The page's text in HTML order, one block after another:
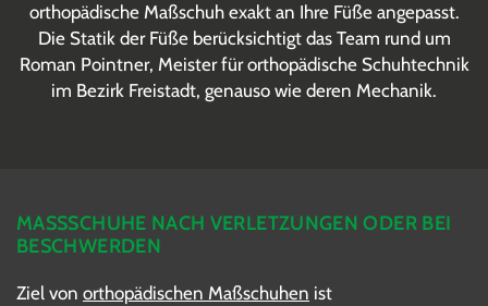
orthopädische Maßschuh exakt an Ihre Füße angepasst.
Die Statik der Füße berücksichtigt das Team rund um
Roman Pointner, Meister für orthopädische Schuhtechnik
im Bezirk Freistadt, genauso wie deren Mechanik.
MASSSCHUHE NACH VERLETZUNGEN ODER BEI B
ESCHWERDEN
Ziel von orthopädischen Maßschuhen ist